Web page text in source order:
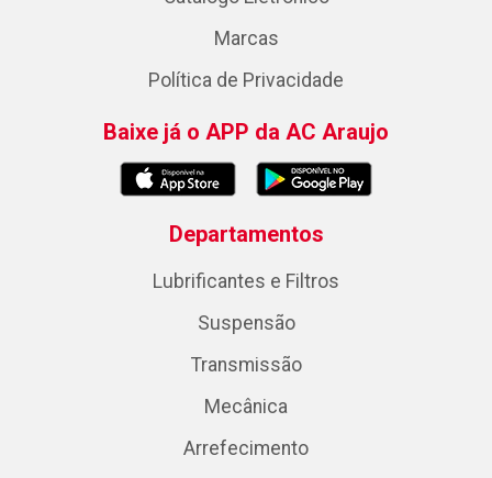
Marcas
Política de Privacidade
Baixe já o APP da AC Araujo
Departamentos
Lubrificantes e Filtros
Suspensão
Transmissão
Mecânica
Arrefecimento